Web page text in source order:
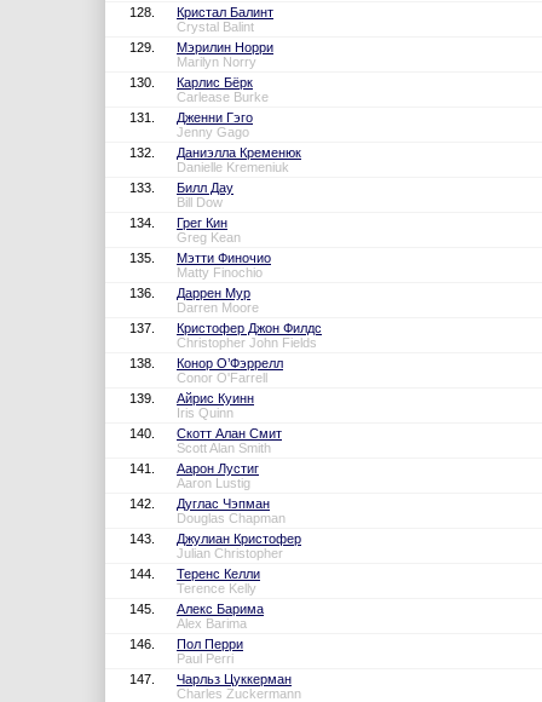
128.
Кристал Балинт
Crystal Balint
129.
Мэрилин Норри
Marilyn Norry
130.
Карлис Бёрк
Carlease Burke
131.
Дженни Гэго
Jenny Gago
132.
Даниэлла Кременюк
Danielle Kremeniuk
133.
Билл Дау
Bill Dow
134.
Грег Кин
Greg Kean
135.
Мэтти Финочио
Matty Finochio
136.
Даррен Мур
Darren Moore
137.
Кристофер Джон Филдс
Christopher John Fields
138.
Конор О’Фэррелл
Conor O'Farrell
139.
Айрис Куинн
Iris Quinn
140.
Скотт Алан Смит
Scott Alan Smith
141.
Аарон Лустиг
Aaron Lustig
142.
Дуглас Чэпман
Douglas Chapman
143.
Джулиан Кристофер
Julian Christopher
144.
Теренс Келли
Terence Kelly
145.
Алекс Барима
Alex Barima
146.
Пол Перри
Paul Perri
147.
Чарльз Цуккерман
Charles Zuckermann